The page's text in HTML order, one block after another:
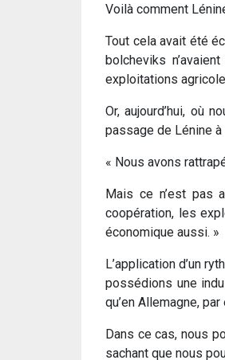
Voilà comment
Tout cela avait été
bolcheviks
exploitations
Or, aujourd’hui, où
passage de Lénine
« Nous avons
Mais ce n’est pas
coopération, les
économique aussi. »
L’application d’un
possédions une
qu’en Allemagne,
Dans ce cas, nous
sachant que nous